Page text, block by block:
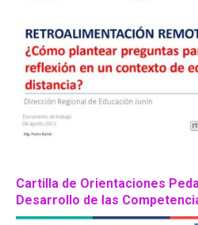
Cartilla de Orientaciones
Desarrollo de las